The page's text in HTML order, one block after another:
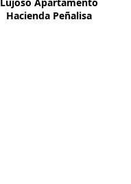
Lujoso Apartamento
Hacienda Peñalisa